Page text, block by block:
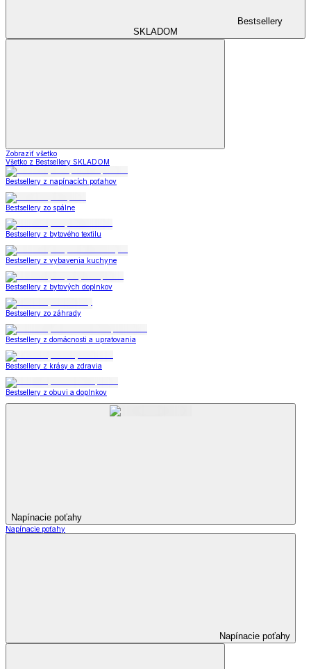
Bestsellery
SKLADOM
Zobraziť všetko
Všetko z Bestsellery SKLADOM
Bestsellery z napínacích poťahov
Bestsellery zo spálne
Bestsellery z bytového textilu
Bestsellery z vybavenia kuchyne
Bestsellery z bytových doplnkov
Bestsellery zo záhrady
Bestsellery z domácnosti a upratovania
Bestsellery z krásy a zdravia
Bestsellery z obuvi a doplnkov
Napínacie poťahy
Napínacie poťahy
Napínacie poťahy